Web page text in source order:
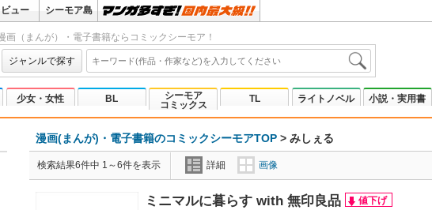
ビュー シーモア島
画（まんが）・電子書籍ならコミックシーモア！
ジャンルで探す
少女・女性 BL
シーモア
コミックス
TL ライトノベル 小説・実用書
漫画(まんが)・電子書籍のコミックシーモアTOP > みしぇる
検索結果6件中 1～6件を表示 詳細 画像
ミニマルに暮らす with 無印良品